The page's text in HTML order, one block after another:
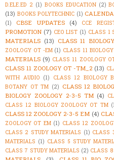
D.ELE.ED 2 (1) BOOKS EDUCATION (2)
(13) BOOKS POLYTECHNIC (1)
(1)
CBSE UPDATES (4) CCE
PROMOTION (7) CEO LIST (1) CLASS 1
MATERIALS (13) CLASS 11
ZOOLOGY OT -EM (1) CLASS 11
MATERIALS (9) CLASS 11 ZOOLOGY
CLASS 11 ZOOLOGY OT -TM_2 (13)
WITH AUDIO (1) CLASS 12 BIOLOGY
BOTANY OT TM (2) CLASS 12
BIOLOGY ZOOLOGY 2-3-5 TM (4)
CLASS 12 BIOLOGY ZOOLOGY OT TM
CLASS 12 ZOOLOGY 2-3-5 EM (4)
ZOOLOGY OT EM (1) CLASS 12
CLASS 2 STUDY MATERIALS (1) CLASS
MATERIALS (1) CLASS 5 STUDY
CLASS 7 STUDY MATERIALS (2) CLASS